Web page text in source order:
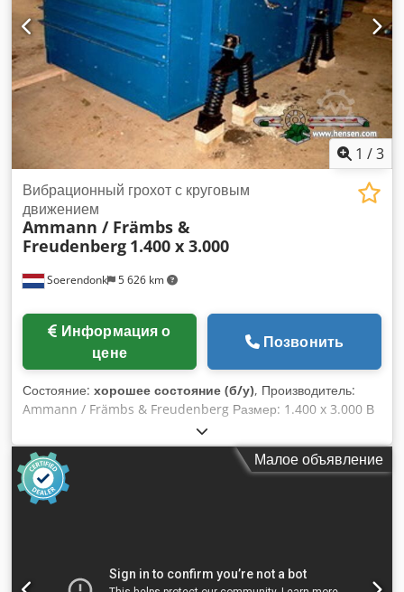
1 /3
Soerendonk 5 626 km
Вибрационный грохот с круговым
движением
Ammann / Främbs &
Freudenberg 1.400 x 3.000
цене
Позвонить
Состояние: хорошее состояние (б/у), Производитель:
Ammann / Främbs & Freudenberg Размер: 1.400 x 3.000 В
комплекте: Dcodpeg Snutofx Akhok - Электрический
двигатель - Карданный вал - Пружинные элементы.
Вибрационный грохот капитально отремонтирован,
подвергнут пескоструйной обработке и окрашен.
Малое объявление